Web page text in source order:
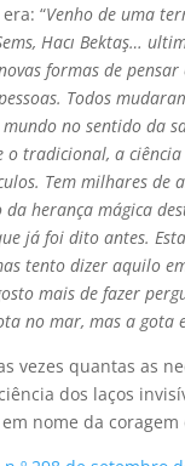
“Venho de uma
Hacı Bektaş…
formas de
Todos
no sentido da
o tradicional, a
Tem milhares
herança mágica
já foi dito antes.
tento dizer aquilo
mais de fazer
no mar, mas a
vezes quantas as
dos laços
nome da